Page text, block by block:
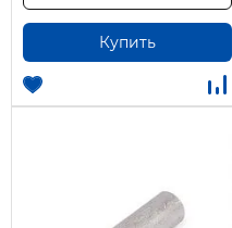
Купить